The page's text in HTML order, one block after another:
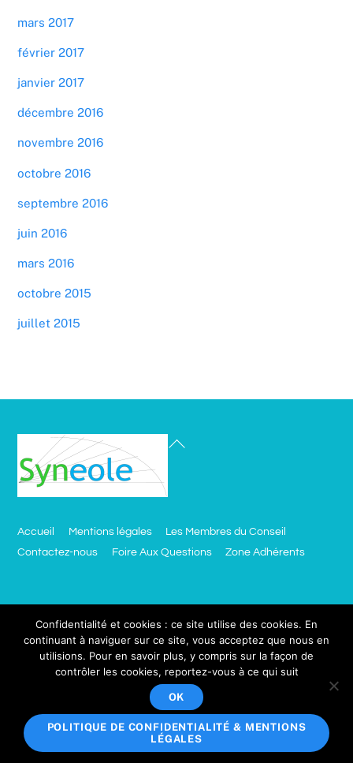
mars 2017
février 2017
janvier 2017
décembre 2016
novembre 2016
octobre 2016
septembre 2016
juin 2016
mars 2016
octobre 2015
juillet 2015
Accueil Mentions légales
Les Membres du Conseil
Contactez-nous
Foire Aux Questions Zone Adhérents
Besoin d’un site comme celui ci ?
click.ciblemut.net
Votre adresse email sera utilisée uniquement dans le cadre
Copyright © 2018 Synéole, Tous droits réservés.
Confidentialité et cookies : ce site utilise des cookies. En
continuant à naviguer sur ce site, vous acceptez que nous en
utilisions. Pour en savoir plus, y compris sur la façon de
contrôler les cookies, reportez-vous à ce qui suit
OK
POLITIQUE DE CONFIDENTIALITÉ & MENTIONS
LÉGALES